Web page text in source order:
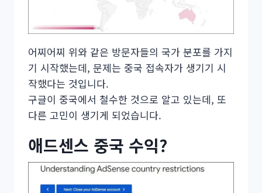
어찌어찌 위와 같은 방문자들의 국가 분포를 가지
기 시작했는데, 문제는 중국 접속자가 생기기 시
작했다는 것입니다.
구글이 중국에서 철수한 것으로 알고 있는데, 또
다른 고민이 생기게 되었습니다.
애드센스 중국 수익?